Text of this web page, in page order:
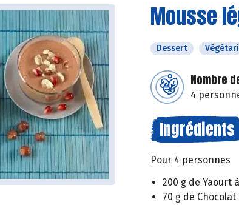
Mousse
Dessert
Nombre
4
Ingrédients
Pour 4 personnes
200 g de Yaourt
70 g de